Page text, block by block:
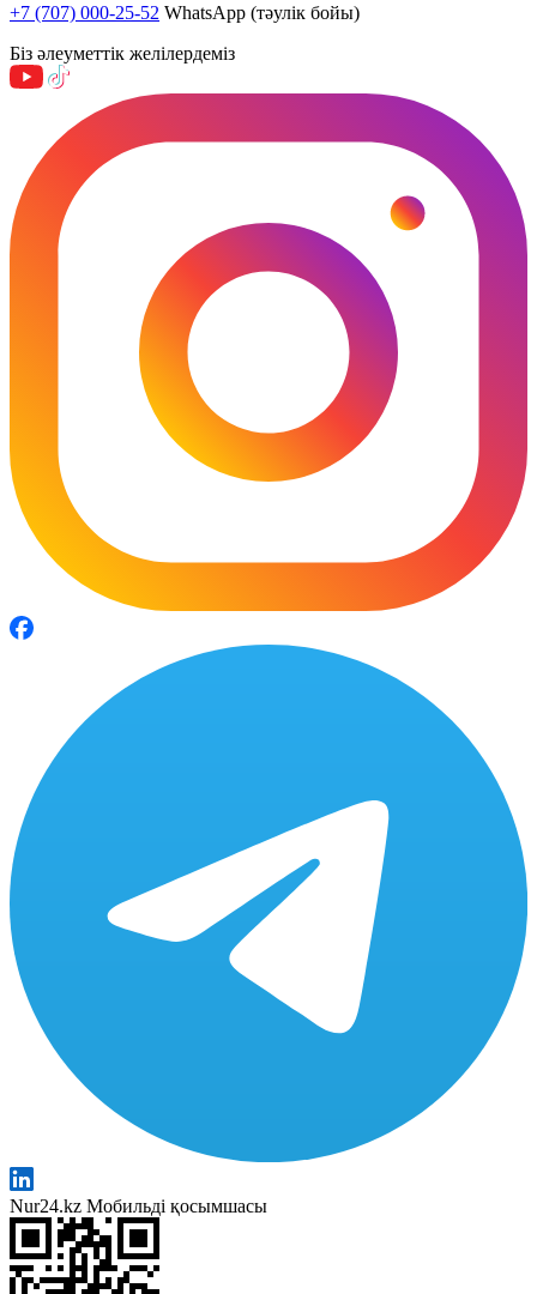
+7 (707) 000-25-52 WhatsApp (тәулік бойы)
Біз әлеуметтік желілердеміз
Nur24.kz Мобильді қосымшасы